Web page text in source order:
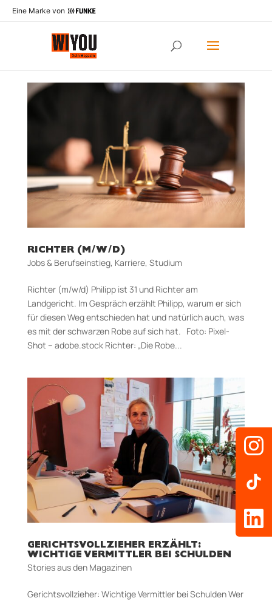
Eine Marke von
RICHTER (M/W/D)
Jobs & Berufseinstieg, Karriere, Studium
Richter (m/w/d) Philipp ist 31 und Richter am
Landgericht. Im Gespräch erzählt Philipp, warum er sich
für diesen Weg entschieden hat und natürlich auch, was
es mit der schwarzen Robe auf sich hat. Foto: Pixel-
Shot – adobe.stock Richter: „Die Robe...
GERICHTSVOLLZIEHER ERZÄHLT:
WICHTIGE VERMITTLER BEI SCHULDEN
Stories aus den Magazinen
Gerichtsvollzieher: Wichtige Vermittler bei Schulden Wer